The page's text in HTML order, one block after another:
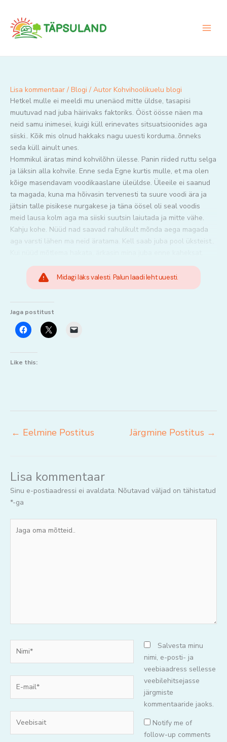
content
Lisa kommentaar / Blogi / Autor Kohvihoolikuelu blogi
Hetkel mulle ei meeldi mu unenäod mitte üldse, tasapisi
muutuvad nad juba häirivaks faktoriks. Ööst öösse näen ma
neid samu inimesei, kuigi küll erinevates sitsuatsioonides aga
siiski.. Kõik mis olnud hakkaks nagu uuesti korduma..õnneks
seda küll ainult unes.
Hommikul äratas mind kohvilõhn ülesse. Panin riided ruttu selga
ja läksin alla kohvile. Enne seda Egne kurtis mulle, et ma olen
kõige masendavam voodikaaslane üleüldse. Üleeile ei saanud
ta magada, kuna ma hõivasin tervenesti ta suure voodi ära ja
jätsin talle pisikese nurgakese ja täna öösel oli seal voodis
meid lausa kolm aga ma siiski suutsin laiutada ja mitte vähe.
Kahju kohe. Nüüd nad saavad rahulikult mõnda aega magada
aga varsti lähen ma neid äratama. Kell saab juba pool üksteist..
Midagi läks valesti. Palun laadi leht uuesti.
Jaga postitust
Like this:
← Eelmine Postitus Järgmine Postitus →
Lisa kommentaar
Sinu e-postiaadressi ei avaldata. Nõutavad väljad on tähistatud
*-ga
oma
mail*
Salvesta minu
nimi, e-posti- ja
veebiaadress sellesse
veebilehitsejasse
järgmiste
kommentaaride jaoks.
Notify me of
follow-up comments